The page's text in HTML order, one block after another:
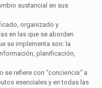
sustancial en sus
organizado y
en las que se aborden
se implementa son: la
planificación,
se refiere con “conciencia” a
esenciales y en todas las